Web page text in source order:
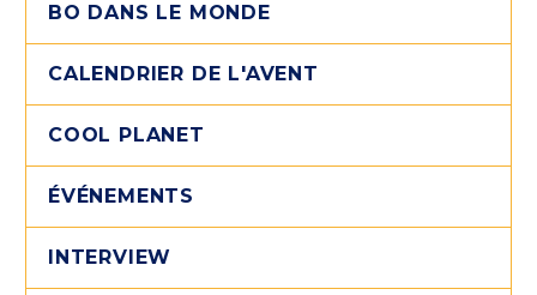
BO DANS LE MONDE
CALENDRIER DE L'AVENT
COOL PLANET
ÉVÉNEMENTS
INTERVIEW